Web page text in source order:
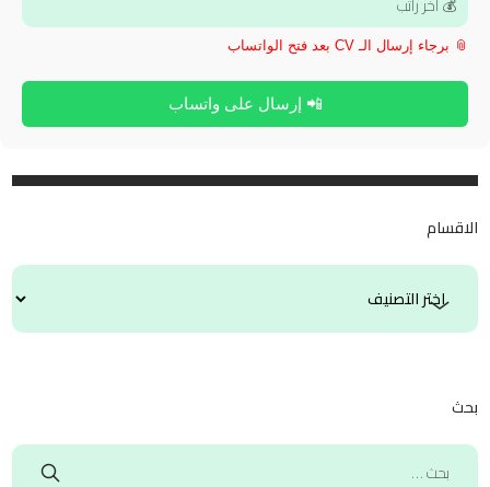
📎 برجاء إرسال الـ CV بعد فتح الواتساب
📲 إرسال على واتساب
الاقسام
بحث